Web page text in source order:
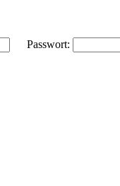
Passwort: